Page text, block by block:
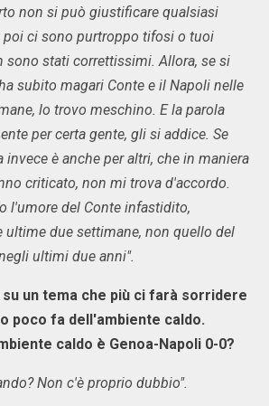
non si può giustificare qualsiasi
poi ci sono purtroppo tifosi o tuoi
sono stati correttissimi. Allora, se si
subito magari Conte e il Napoli nelle
lo trovo meschino. E la parola
per certa gente, gli si addice. Se
invece è anche per altri, che in maniera
criticato, non mi trova d'accordo.
l'umore del Conte infastidito,
ultime due settimane, non quello del
ultimi due anni".
un tema che più ci farà sorridere
poco fa dell'ambiente caldo.
caldo è Genoa-Napoli 0-0?
Non c'è proprio dubbio".